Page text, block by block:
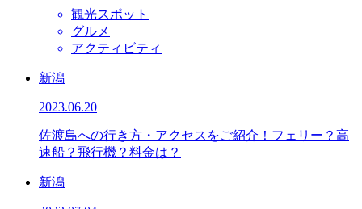
観光スポット
グルメ
アクティビティ
新潟
2023.06.20
佐渡島への行き方・アクセスをご紹介！フェリー？高
速船？飛行機？料金は？
新潟